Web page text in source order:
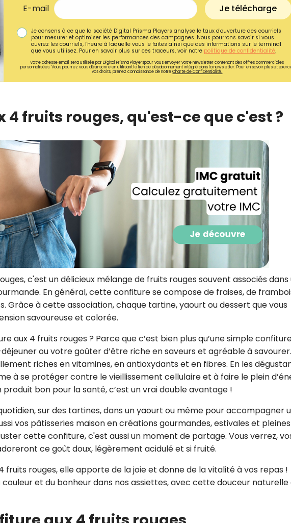
E-mail Je télécharge
Je consens à ce que la société Digital Prisma Players analyse le taux d'ouverture des courriels
pour mesurer et optimiser les performances des campagnes. Nous pourrons savoir si vous
ouvrez les courriels, l'heure à laquelle vous le faites ainsi que des informations sur le terminal
que vous utilisez. Pour en savoir plus sur ces traceurs, voir notre politique de confidentialité.
Votre adresse email sera utilisée par Digital Prisma Playerspour vous envoyer votre newsletter contenant des offres commerciales
personnalisées. Vous pourrez vous désinscrire en utilisant le lien de désabonnement intégré dans la newsletter. Pour en savoir plus et
vos droits, prenez connaissance de notreCharte de Confidentialité.
4 fruits rouges, qu'est-ce que c'est ?
c'est un délicieux mélange de fruits rouges souvent associés dans
En général, cette confiture se compose de fraises, de
Grâce à cette association, chaque tartine, yaourt ou dessert que vous
savoureuse et colorée.
aux 4 fruits rouges ? Parce que c’est bien plus qu’une simple
ou votre goûter d’être riche en saveurs et agréable à
riches en vitamines, en antioxydants et en fibres. En les
à se protéger contre le vieillissement cellulaire et à faire le plein
produit bon pour la santé, c’est un vrai double avantage !
sur des tartines, dans un yaourt ou même pour accompagner
vos pâtisseries maison en créations gourmandes, estivales et
cette confiture, c'est aussi un moment de partage. Vous verrez,
ce goût doux, légèrement acidulé et si fruité.
fruits rouges, elle apporte de la joie et donne de la vitalité à vos repas !
et du bonheur dans nos assiettes, avec cette douceur
Recevez
recettes inédites de
!
Ainsi que la newsletter
Je consens à ce que la société
des courriels pour mesurer et
performances des campagnes.
pourrons savoir si vous ouvrez les
l'heure à laquelle vous le faites
voir notrepolitique de
Je reçois mon cadeau !
Votre adresse email sera utilisée par Digital Prisma
envoyer votre newsletter contenant des offres
exercer vos droits, prenez connaissance de notreCharte
Confidentialité